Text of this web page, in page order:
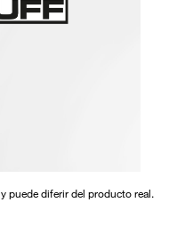
puede diferir del producto real.